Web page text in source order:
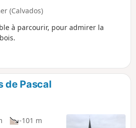
(Calvados)
à parcourir, pour admirer la
de Pascal
-101 m